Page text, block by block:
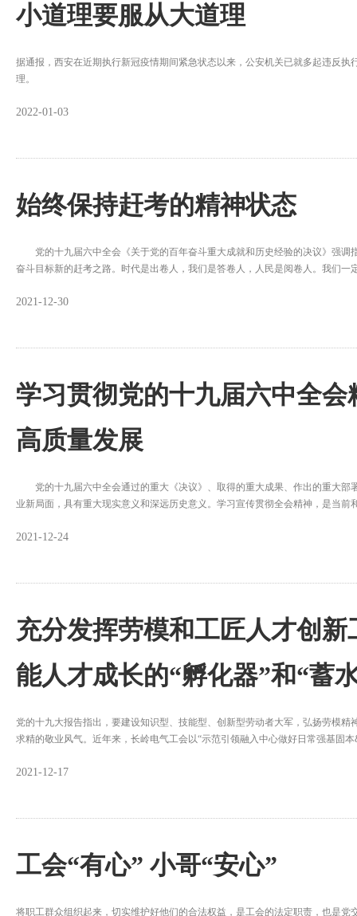
小道理要服从大道理
据通报，西安在近期执行新冠疫情期间紧急状态以来，公安机关已就多起违反
理。
2022-01-03
始终保持赶考的精神状态
党的十九届六中全会《关于党的百年奋斗重大成就和历史经验的决议》强调
奋斗目标新的赶考之路。时代是出卷人，我们是答卷人，人民是阅卷人。我们一
2021-12-30
学习贯彻党的十九届六中全
高质量发展
党的十九届六中全会通过的重大《决议》、取得的重大成果、作出的重大部
业新局面，具有重大现实意义和深远历史意义。学习宣传贯彻全会精神，是当前
2021-12-24
充分发挥劳模和工匠人才创
能人才成长的“孵化器”和“蓄
党的十九大报告指出，要建设知识型、技能型、创新型劳动者大军，弘扬劳模
求精的敬业风气。近年来，长岭电气工会以“示范引领融入中心做好日常强基固
2021-12-17
工会“有心” 小哥“安心”
将职工群众组织起来，切实维护好他们的合法权益，是工会的法定职责，也是